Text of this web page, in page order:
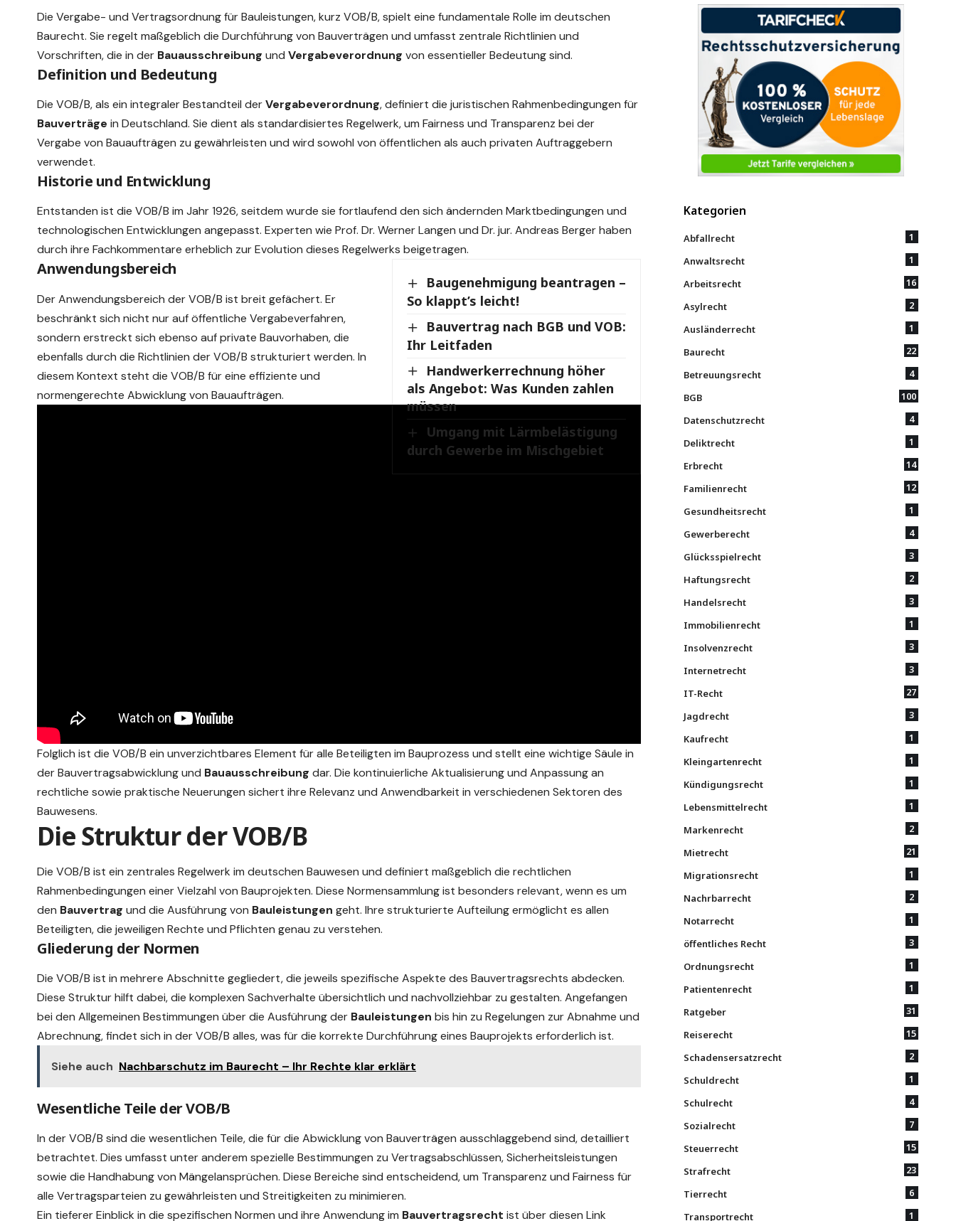
Die Vergabe- und Vertragsordnung für Bauleistungen, kurz VOB/B, spielt eine fundamentale Rolle im deutschen
Baurecht. Sie regelt maßgeblich die Durchführung von Bauverträgen und umfasst zentrale Richtlinien und
Vorschriften, die in der Bauausschreibung und Vergabeverordnung von essentiellerBedeutungsind.
Definition und Bedeutung
Die VOB/B, als ein integraler Bestandteil derVergabeverordnung, definiert die juristischen Rahmenbedingungen für
Bauverträge in Deutschland. Sie dient als standardisiertes Regelwerk, um Fairness und Transparenz bei der
Vergabe von Bauaufträgen zu gewährleisten und wird sowohl von öffentlichen als auch privaten Auftraggebern
verwendet.
Historie und Entwicklung
Entstanden ist die VOB/B im Jahr 1926, seitdem wurde sie fortlaufend den sich ändernden Marktbedingungen und
technologischen Entwicklungen angepasst. Experten wie Prof. Dr. Werner Langen und Dr. jur. Andreas Berger haben
durch ihre Fachkommentare erheblich zur Evolution dieses Regelwerks beigetragen.
Baugenehmigung beantragen –
So klappt’s leicht!
Bauvertrag nach BGB und VOB:
Ihr Leitfaden
Handwerkerrechnung höher
als Angebot: Was Kunden zahlen
müssen
Umgang mit Lärmbelästigung
durch Gewerbe im Mischgebiet
Anwendungsbereich
Der Anwendungsbereich der VOB/B ist breit gefächert. Er
beschränkt sich nicht nur auf öffentliche Vergabeverfahren,
sondern erstreckt sich ebenso auf private Bauvorhaben, die
ebenfalls durch die Richtlinien der VOB/B strukturiert werden. In
diesem Kontext steht die VOB/B für eine effiziente und
normengerechte Abwicklung von Bauaufträgen.
Folglich ist die VOB/B ein unverzichtbares Element für alle Beteiligten im Bauprozess und stellt eine wichtige Säule in
der Bauvertragsabwicklung und Bauausschreibung dar. Die kontinuierliche Aktualisierung und Anpassung an
rechtliche sowie praktische Neuerungen sichert ihre Relevanz und Anwendbarkeit in verschiedenen Sektoren des
Bauwesens.
Die Struktur der VOB/B
Die VOB/B ist ein zentrales Regelwerk im deutschen Bauwesen und definiert maßgeblich die rechtlichen
Rahmenbedingungen einer Vielzahl von Bauprojekten. Diese Normensammlung ist besonders relevant, wenn es um
den Bauvertrag und die Ausführung von Bauleistungen geht. Ihre strukturierte Aufteilung ermöglicht es allen
Beteiligten, die jeweiligen Rechte und Pflichten genau zu verstehen.
Gliederung der Normen
Die VOB/B ist in mehrere Abschnitte gegliedert, die jeweils spezifische Aspekte des Bauvertragsrechts abdecken.
Diese Strukturhilft dabei, die komplexen Sachverhalte übersichtlich und nachvollziehbar zu gestalten. Angefangen
bei den Allgemeinen Bestimmungen über die Ausführung der Bauleistungen bis hin zu Regelungen zur Abnahme und
Abrechnung, findet sich in der VOB/B alles, was für die korrekte Durchführung eines Bauprojekts erforderlich ist.
Siehe auch Nachbarschutz im Baurecht – Ihr Rechte klar erklärt
Wesentliche Teile der VOB/B
In der VOB/B sind die wesentlichen Teile, die für die Abwicklung von Bauverträgen ausschlaggebend sind, detailliert
betrachtet. Dies umfasst unter anderem spezielle Bestimmungen zu Vertragsabschlüssen, Sicherheitsleistungen
sowie die Handhabung von Mängelansprüchen. Diese Bereiche sind entscheidend, um Transparenz und Fairness für
alle Vertragsparteien zu gewährleisten und Streitigkeiten zu minimieren.
Ein tieferer Einblick in die spezifischen Normen und ihre Anwendung im Bauvertragsrecht ist über diesen Link
Kategorien
Abfallrecht
1
Anwaltsrecht
1
Arbeitsrecht
16
Asylrecht
2
Ausländerrecht
1
Baurecht
22
Betreuungsrecht
4
BGB
100
Datenschutzrecht
4
Deliktrecht
1
Erbrecht
14
Familienrecht
12
Gesundheitsrecht
1
Gewerberecht
4
Glücksspielrecht
3
Haftungsrecht
2
Handelsrecht
3
Immobilienrecht
1
Insolvenzrecht
3
Internetrecht
3
IT-Recht
27
Jagdrecht
3
Kaufrecht
1
Kleingartenrecht
1
Kündigungsrecht
1
Lebensmittelrecht
1
Markenrecht
2
Mietrecht
21
Migrationsrecht
1
Nachrbarrecht
2
Notarrecht
1
öffentliches Recht
3
Ordnungsrecht
1
Patientenrecht
1
Ratgeber
31
Reiserecht
15
Schadensersatzrecht
2
Schuldrecht
1
Schulrecht
4
Sozialrecht
7
Steuerrecht
15
Strafrecht
23
Tierrecht
6
Transportrecht
1